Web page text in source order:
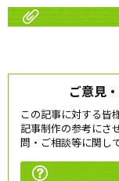
ご意見
この記事に対する皆
記事制作の参考にさ
問・ご相談等に関し